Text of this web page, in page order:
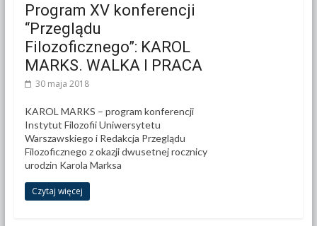
Program XV konferencji
“Przeglądu
Filozoficznego”: KAROL
MARKS. WALKA I PRACA
30 maja 2018
KAROL MARKS – program konferencji
Instytut Filozofii Uniwersytetu
Warszawskiego i Redakcja Przeglądu
Filozoficznego z okazji dwusetnej rocznicy
urodzin Karola Marksa
Czytaj więcej